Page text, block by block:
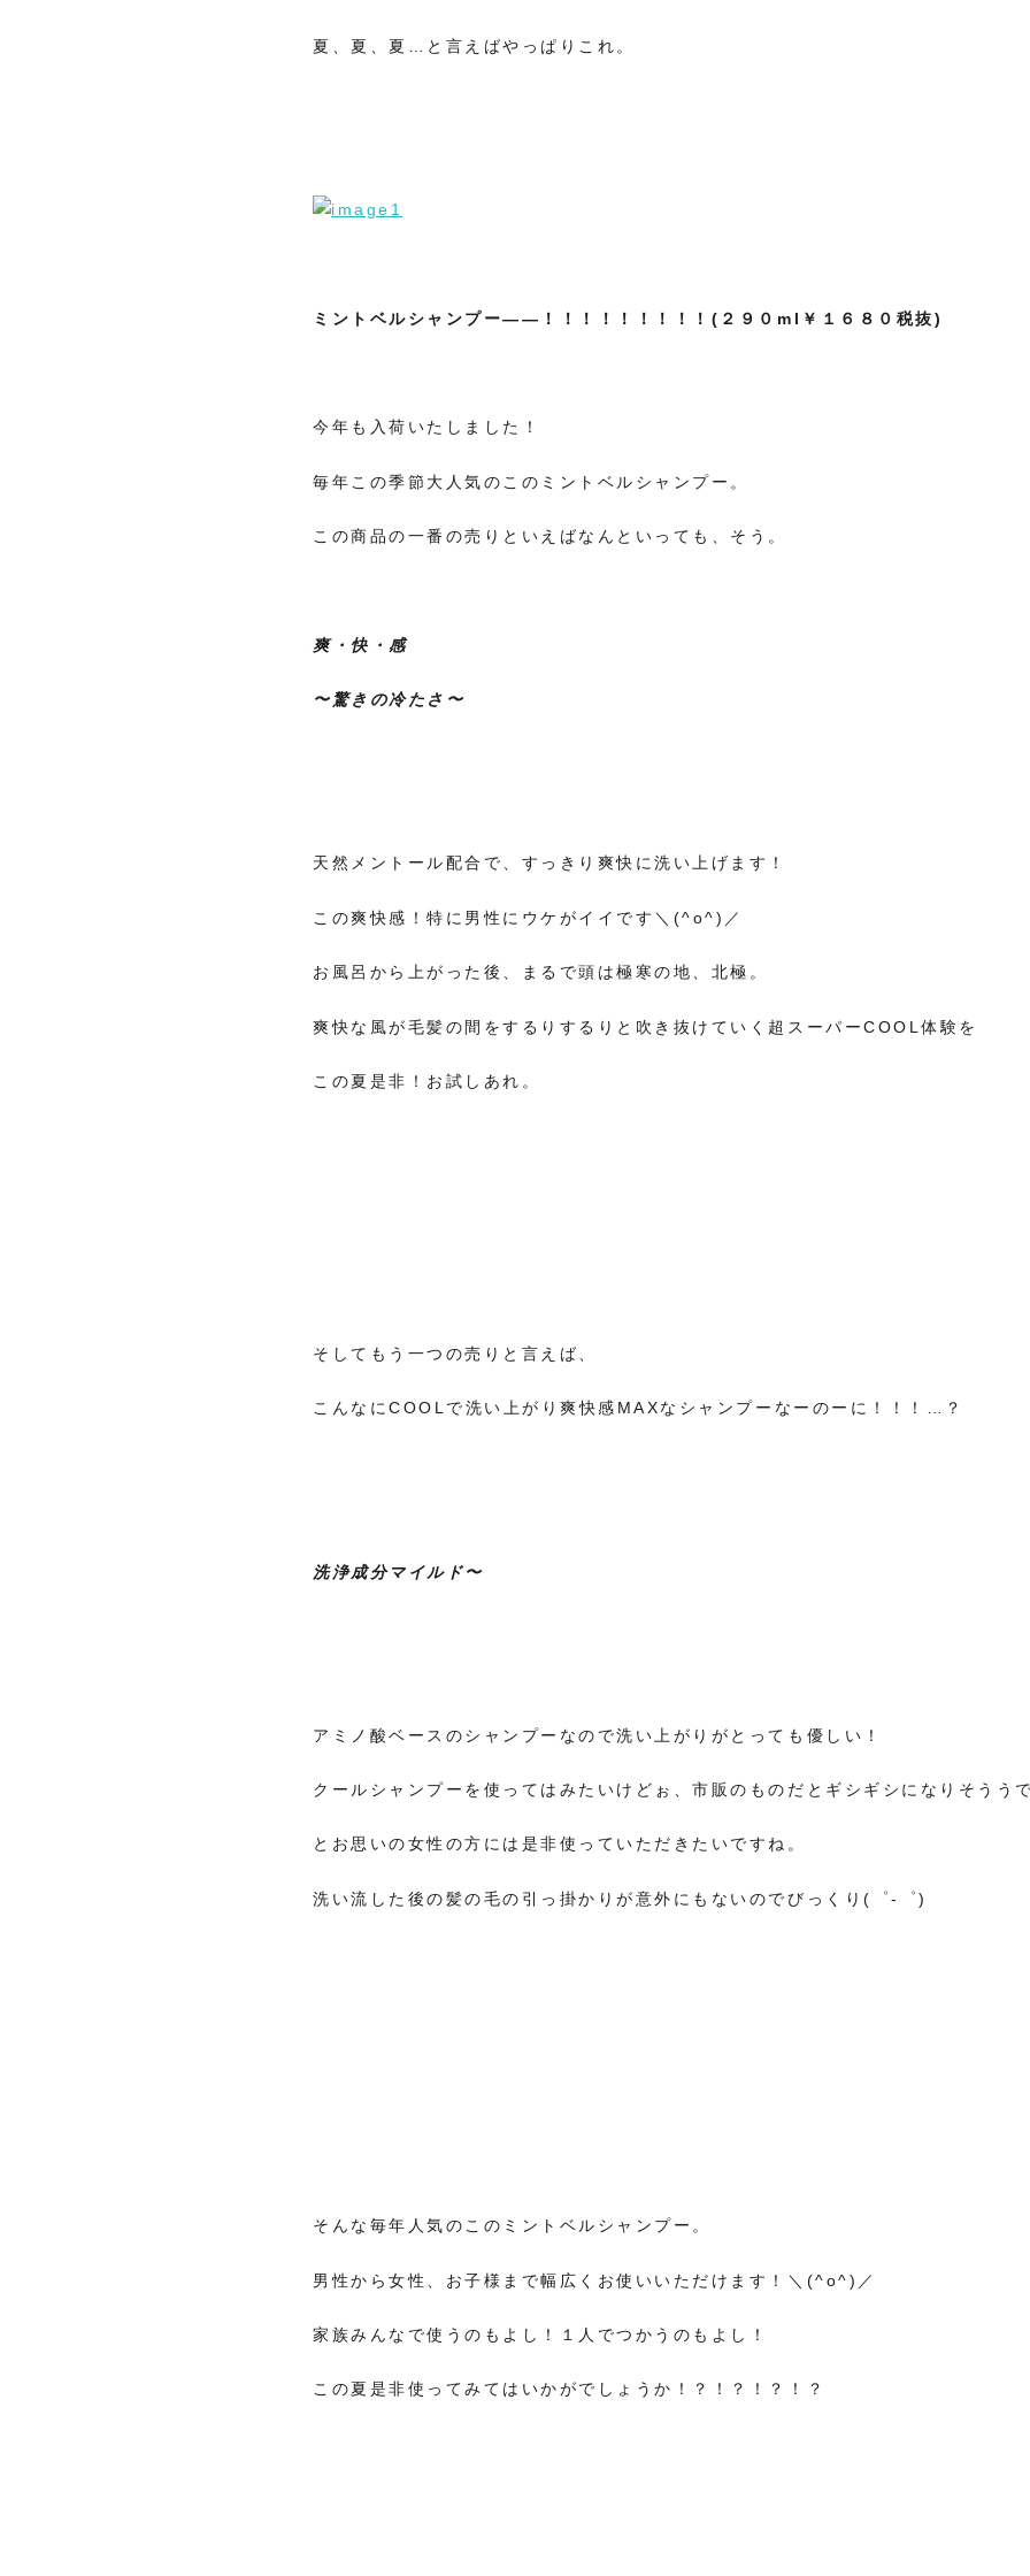
夏、夏、夏…と言えばやっぱりこれ。
ミントベルシャンプー――！！！！！！！！！(２９０ml￥１６８０税抜)
今年も入荷いたしました！
毎年この季節大人気のこのミントベルシャンプー。
この商品の一番の売りといえばなんといっても、そう。
爽・快・感
〜驚きの冷たさ〜
天然メントール配合で、すっきり爽快に洗い上げます！
この爽快感！特に男性にウケがイイです＼(^o^)／
お風呂から上がった後、まるで頭は極寒の地、北極。
爽快な風が毛髪の間をするりするりと吹き抜けていく超スーパーCOOL体験を
この夏是非！お試しあれ。
そしてもう一つの売りと言えば、
こんなにCOOLで洗い上がり爽快感MAXなシャンプーなーのーに！！！…？
洗浄成分マイルド〜
アミノ酸ベースのシャンプーなので洗い上がりがとっても優しい！
クールシャンプーを使ってはみたいけどぉ、市販のものだとギシギシになりそうう
とお思いの女性の方には是非使っていただきたいですね。
洗い流した後の髪の毛の引っ掛かりが意外にもないのでびっくり(゜-゜)
そんな毎年人気のこのミントベルシャンプー。
男性から女性、お子様まで幅広くお使いいただけます！＼(^o^)／
家族みんなで使うのもよし！１人でつかうのもよし！
この夏是非使ってみてはいかがでしょうか！？！？！？！？